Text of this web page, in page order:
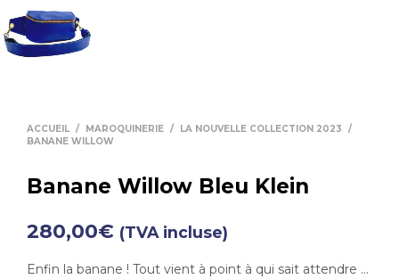
ACCUEIL / MAROQUINERIE / LA NOUVELLE COLLECTION 2023
/
BANANE WILLOW
Banane Willow Bleu Klein
280,00€ (TVA incluse)
Enfin la banane ! Tout vient à point à qui sait attendre …